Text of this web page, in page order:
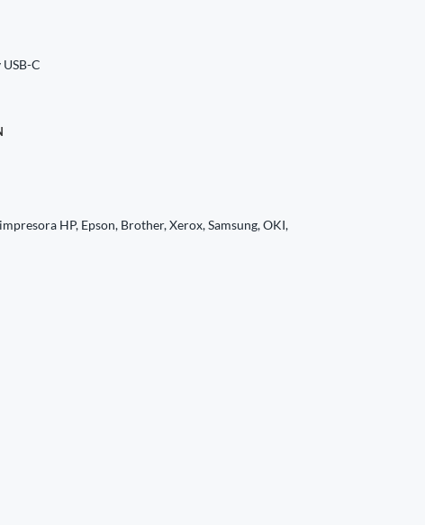
USB-C
HP, Epson, Brother, Xerox, Samsung, OKI,